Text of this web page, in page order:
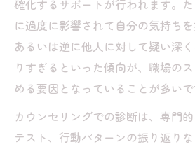
確化するサポートが行われます。
に過度に影響されて自分の気持ちを
あるいは逆に他人に対して疑い深
りすぎるといった傾向が、職場の
める要因となっていることが多いで
カウンセリングでの診断は、専門
テスト、行動パターンの振り返り